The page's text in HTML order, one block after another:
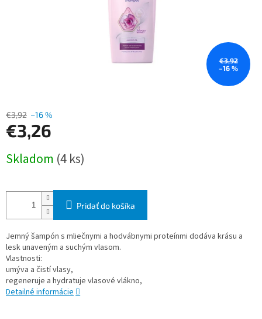
€3,92
–16 %
€3,92 –16 %
€3,26
cena:
Skladom (4 ks)
Pridať do košíka
Jemný šampón s mliečnymi a hodvábnymi proteínmi dodáva krásu a
lesk unaveným a suchým vlasom.
Vlastnosti:
umýva a čistí vlasy,
regeneruje a hydratuje vlasové vlákno,
Detailné informácie